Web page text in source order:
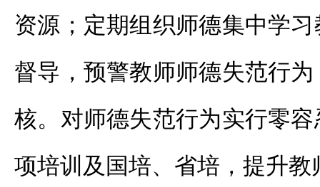
资源；定期组织师德集中学
督导，预警教师师德失范行
核。对师德失范行为实行零
项培训及国培、省培，提升